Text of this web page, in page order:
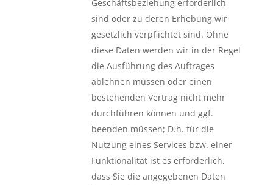
Geschäftsbeziehung erforderlich
sind oder zu deren Erhebung wir
gesetzlich verpflichtet sind. Ohne
diese Daten werden wir in der Regel
die Ausführung des Auftrages
ablehnen müssen oder einen
bestehenden Vertrag nicht mehr
durchführen können und ggf.
beenden müssen; D.h. für die
Nutzung eines Services bzw. einer
Funktionalität ist es erforderlich,
dass Sie die angegebenen Daten